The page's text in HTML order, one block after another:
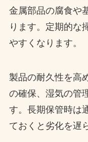
金属部品の腐食や
ります。定期的な
やすくなります。
製品の耐久性を高
の確保、湿気の管
す。長期保管時は
ておくと劣化を遅